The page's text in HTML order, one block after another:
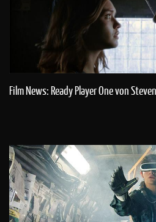
Film News: Ready Player One von